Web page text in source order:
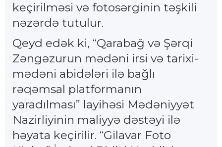
keçirilməsi və fotosərginin təşkili
nəzərdə tutulur.
Qeyd edək ki, “Qarabağ və Şərqi
Zəngəzurun mədəni irsi və tarixi-
mədəni abidələri ilə bağlı
rəqəmsal platformanın
yaradılması” layihəsi Mədəniyyət
Nazirliyinin maliyyə dəstəyi ilə
həyata keçirilir. “Gilavar Foto